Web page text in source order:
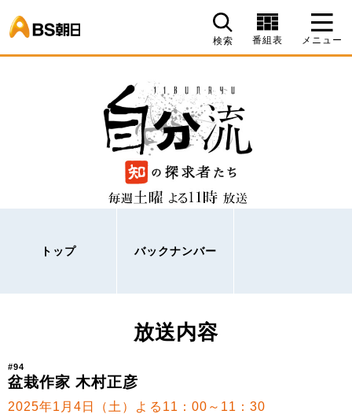
検索 番組表 メニュー
トップ バックナンバー
放送内容
#94
盆栽作家 木村正彦
2025年1月4日（土）よる11：00～11：30